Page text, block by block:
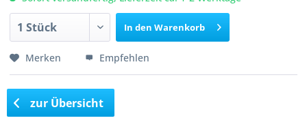
In den Warenkorb
Merken Empfehlen
zur Übersicht